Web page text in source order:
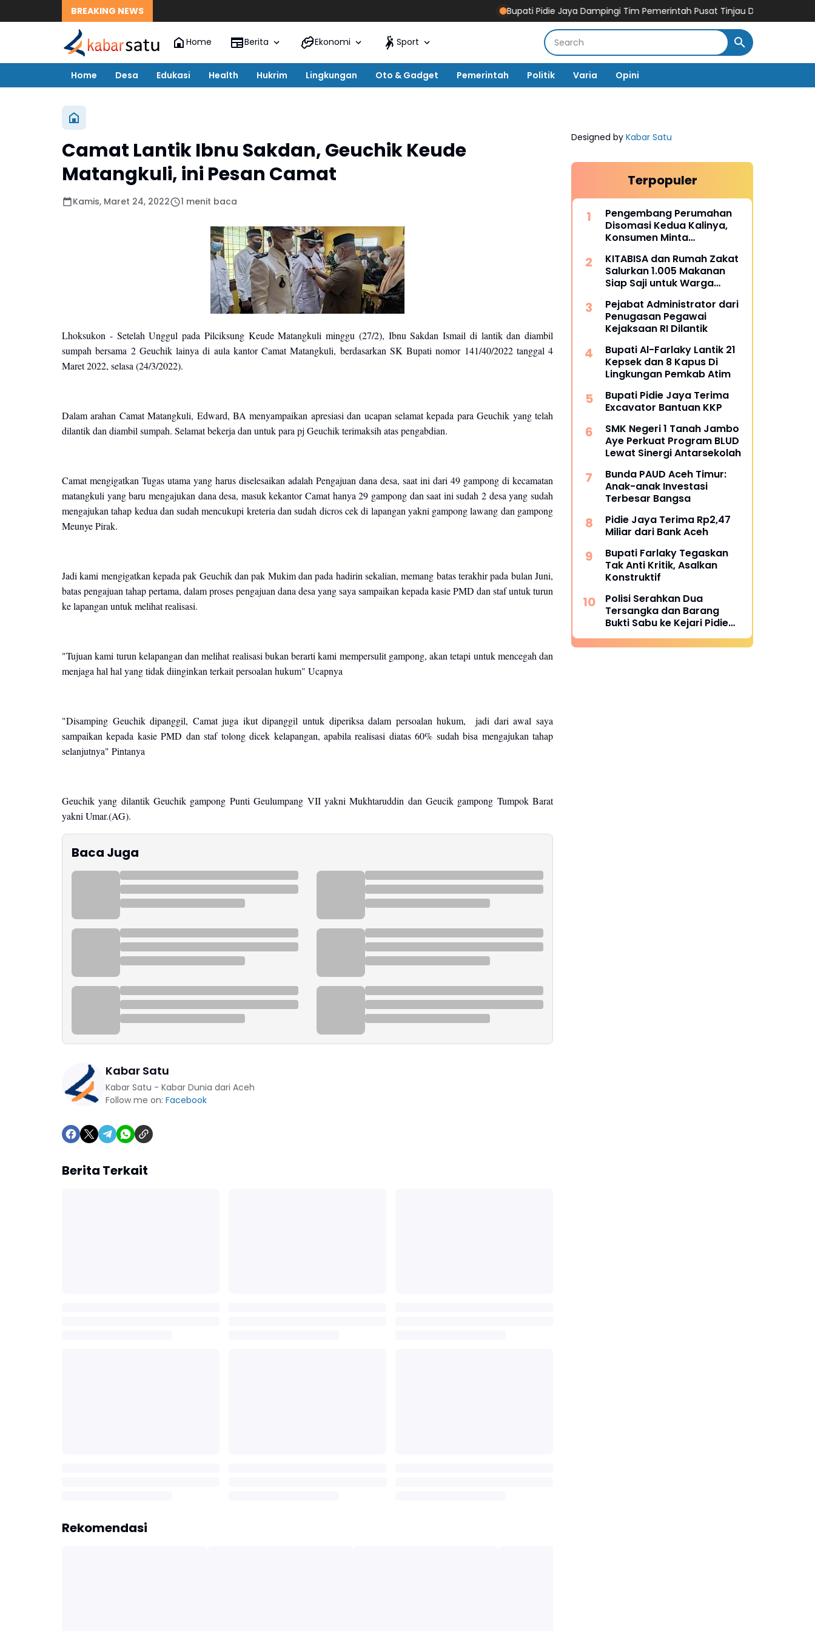
BREAKING NEWS Bupati Pidie Jaya Dampingi Tim Pemerintah Pusat Tinjau Dampak Banjir
Home Berita Ekonomi Sport
Home Desa Edukasi Health Hukrim Lingkungan Oto & Gadget Pemerintah Politik Varia Opini
Camat Lantik Ibnu Sakdan, Geuchik Keude
Matangkuli, ini Pesan Camat
Kamis, Maret 24, 2022 1 menit baca
Lhoksukon - Setelah Unggul pada Pilciksung Keude Matangkuli minggu (27/2), Ibnu Sakdan Ismail di lantik dan diambil
sumpah bersama 2 Geuchik lainya di aula kantor Camat Matangkuli, berdasarkan SK Bupati nomor 141/40/2022 tanggal 4
Maret 2022, selasa (24/3/2022).
Dalam arahan Camat Matangkuli, Edward, BA menyampaikan apresiasi dan ucapan selamat kepada para Geuchik yang telah
dilantik dan diambil sumpah. Selamat bekerja dan untuk para pj Geuchik terimaksih atas pengabdian.
Camat mengigatkan Tugas utama yang harus diselesaikan adalah Pengajuan dana desa, saat ini dari 49 gampong di kecamatan
matangkuli yang baru mengajukan dana desa, masuk kekantor Camat hanya 29 gampong dan saat ini sudah 2 desa yang sudah
mengajukan tahap kedua dan sudah mencukupi kreteria dan sudah dicros cek di lapangan yakni gampong lawang dan gampong
Meunye Pirak.
Jadi kami mengigatkan kepada pak Geuchik dan pak Mukim dan pada hadirin sekalian, memang batas terakhir pada bulan Juni,
batas pengajuan tahap pertama, dalam proses pengajuan dana desa yang saya sampaikan kepada kasie PMD dan staf untuk turun
ke lapangan untuk melihat realisasi.
"Tujuan kami turun kelapangan dan melihat realisasi bukan berarti kami mempersulit gampong, akan tetapi untuk mencegah dan
menjaga hal hal yang tidak diinginkan terkait persoalan hukum" Ucapnya
"Disamping Geuchik dipanggil, Camat juga ikut dipanggil untuk diperiksa dalam persoalan hukum, jadi dari awal saya
sampaikan kepada kasie PMD dan staf tolong dicek kelapangan, apabila realisasi diatas 60% sudah bisa mengajukan tahap
selanjutnya" Pintanya
Geuchik yang dilantik Geuchik gampong Punti Geulumpang VII yakni Mukhtaruddin dan Geucik gampong Tumpok Barat
yakni Umar.(AG).
Baca Juga
Kabar Satu
Kabar Satu - Kabar Dunia dari Aceh
Follow me on: Facebook
Berita Terkait
Rekomendasi
Designed by Kabar Satu
Terpopuler
Pengembang Perumahan
Disomasi Kedua Kalinya,
Konsumen Minta
Juta
KITABISA dan Rumah Zakat
Salurkan 1.005 Makanan
Siap Saji untuk Warga
Pejabat Administrator dari
Penugasan Pegawai
Kejaksaan RI Dilantik
Bupati Al-Farlaky Lantik 21
Kepsek dan 8 Kapus Di
Lingkungan Pemkab Atim
Bupati Pidie Jaya Terima
Excavator Bantuan KKP
SMK Negeri 1 Tanah Jambo
Aye Perkuat Program BLUD
Lewat Sinergi Antarsekolah
Bunda PAUD Aceh Timur:
Anak-anak Investasi
Terbesar Bangsa
Pidie Jaya Terima Rp2,47
Miliar dari Bank Aceh
Bupati Farlaky Tegaskan
Tak Anti Kritik, Asalkan
Konstruktif
Polisi Serahkan Dua
Tersangka dan Barang
Bukti Sabu ke Kejari Pidie
Jaya